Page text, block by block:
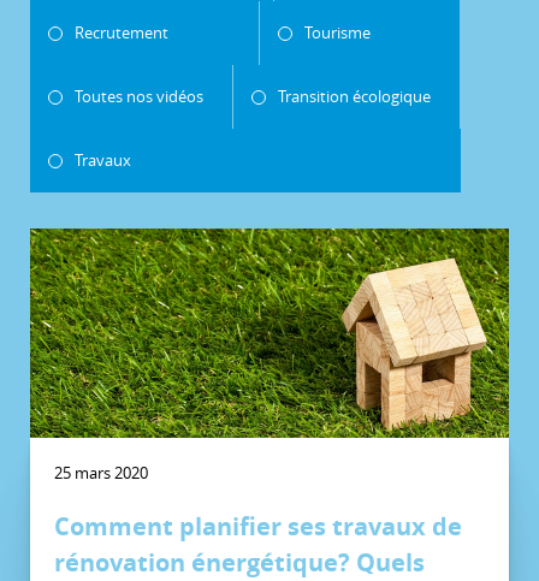
Recrutement Tourisme
Toutes nos vidéos Transition écologique
Travaux
25 mars 2020
Comment planifier ses travaux de
rénovation énergétique? Quels